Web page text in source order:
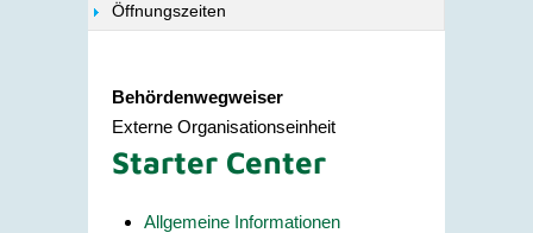
Öffnungszeiten
Behördenwegweiser
Externe Organisationseinheit
Starter Center
Allgemeine Informationen